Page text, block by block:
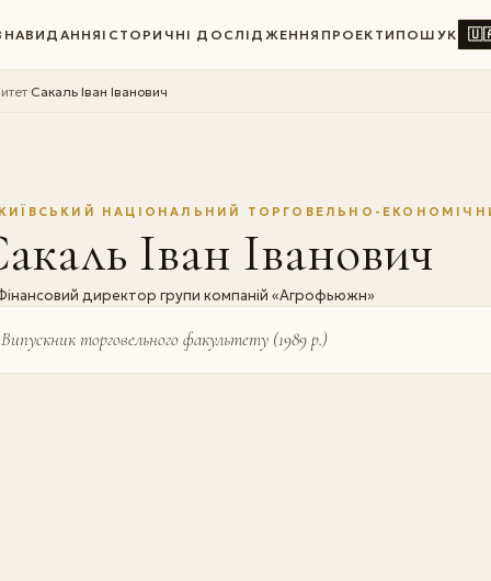
ВИДАННЯ ІСТОРИЧНІ ДОСЛІДЖЕННЯ ПРОЕКТИ ПОШУК
›Сакаль Іван Іванович
НАЦІОНАЛЬНИЙ ТОРГОВЕЛЬНО-
Іван Іванович
директор групи компаній «Агрофьюжн»
Випускник торговельного факультету (1989 р.)